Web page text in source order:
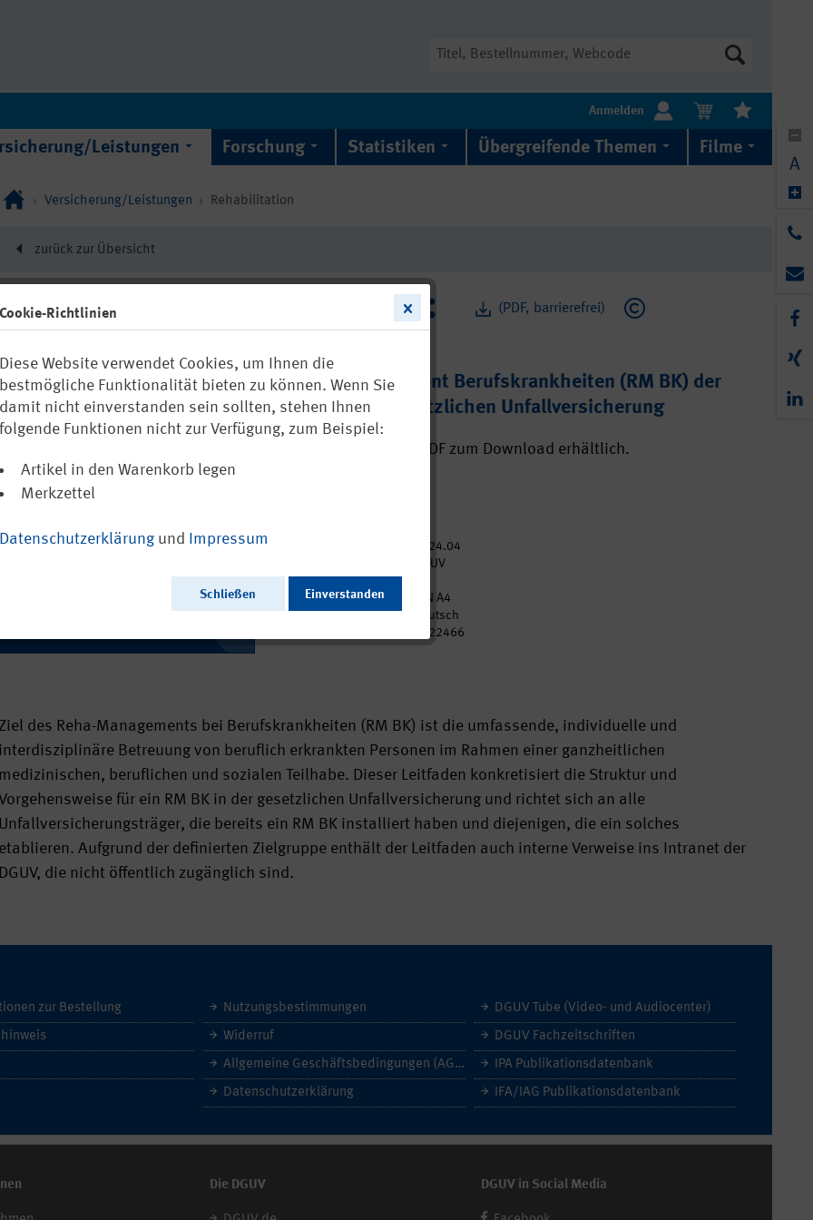
Anmelden
Leistungen Forschung Statistiken Übergreifende Themen Filme
Versicherung/Leistungen Rehabilitation
zurück zur Übersicht
(PDF, barrierefrei)
22466
Reha-Management Berufskrankheiten (RM BK) der
Deutschen Gesetzlichen Unfallversicherung
Ausschließlich als PDF zum Download erhältlich.
2024.04
DGUV
Format:
DIN A4
Deutsch
p022466
Ziel des Reha-Managements bei Berufskrankheiten (RM BK) ist die umfassende, individuelle und
interdisziplinäre Betreuung von beruflich erkrankten Personen im Rahmen einer ganzheitlichen
medizinischen, beruflichen und sozialen Teilhabe. Dieser Leitfaden konkretisiert die Struktur und
für ein RM BK in der gesetzlichen Unfallversicherung und richtet sich an alle
Unfallversicherungsträger, die bereits ein RM BK installiert haben und diejenigen, die ein solches
etablieren. Aufgrund der definierten Zielgruppe enthält der Leitfaden auch interne Verweise ins Intranet der
DGUV, die nicht öffentlich zugänglich sind.
zur Bestellung Nutzungsbestimmungen
Widerruf
Allgemeine Geschäftsbedingungen (AGB)
Datenschutzerklärung
DGUV Tube (Video- und Audiocenter)
DGUV Fachzeitschriften
IPA Publikationsdatenbank
IFA/IAG Publikationsdatenbank
Die DGUV DGUV in Social Media
A
Cookie-Richtlinien
Diese Website verwendet Cookies, um Ihnen die
bestmögliche Funktionalität bieten zu können. Wenn Sie
damit nicht einverstanden sein sollten, stehen Ihnen
folgende Funktionen nicht zur Verfügung, zum Beispiel:
Artikel in den Warenkorb legen
Merkzettel
Datenschutzerklärung und Impressum
Schließen Einverstanden